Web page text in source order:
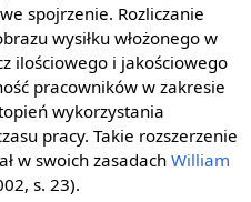
spojrzenie. Rozliczanie
wysiłku włożonego w
ilościowego i jakościowego
pracowników w zakresie
wykorzystania
pracy. Takie rozszerzenie
w swoich zasadach William
s. 23).